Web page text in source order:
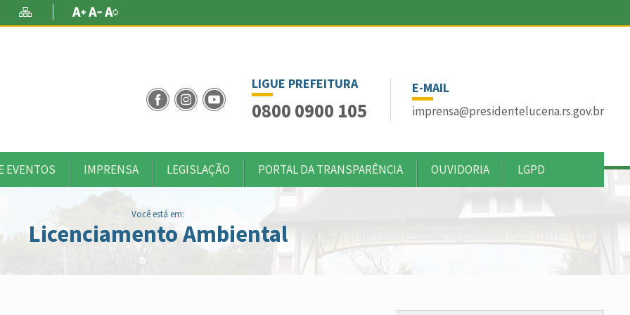
Alto ContrasteMapa do Site
LIGUE PREFEITURA
0800 0900 105
E-MAIL
imprensa@presidentelucena.rs.gov.br
EVENTOS IMPRENSA LEGISLAÇÃO PORTAL DA TRANSPARÊNCIA OUVIDORIA LGPD
Você está em:
Licenciamento Ambiental